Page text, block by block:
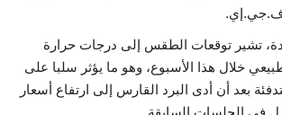
إف.جي.إي.
تشير توقعات الطقس إلى درجات حرارة
خلال هذا الأسبوع، وهو ما يؤثر سلبا على
بعد أن أدى البرد القارس إلى ارتفاع أسعار
في الجلسات السابقة.